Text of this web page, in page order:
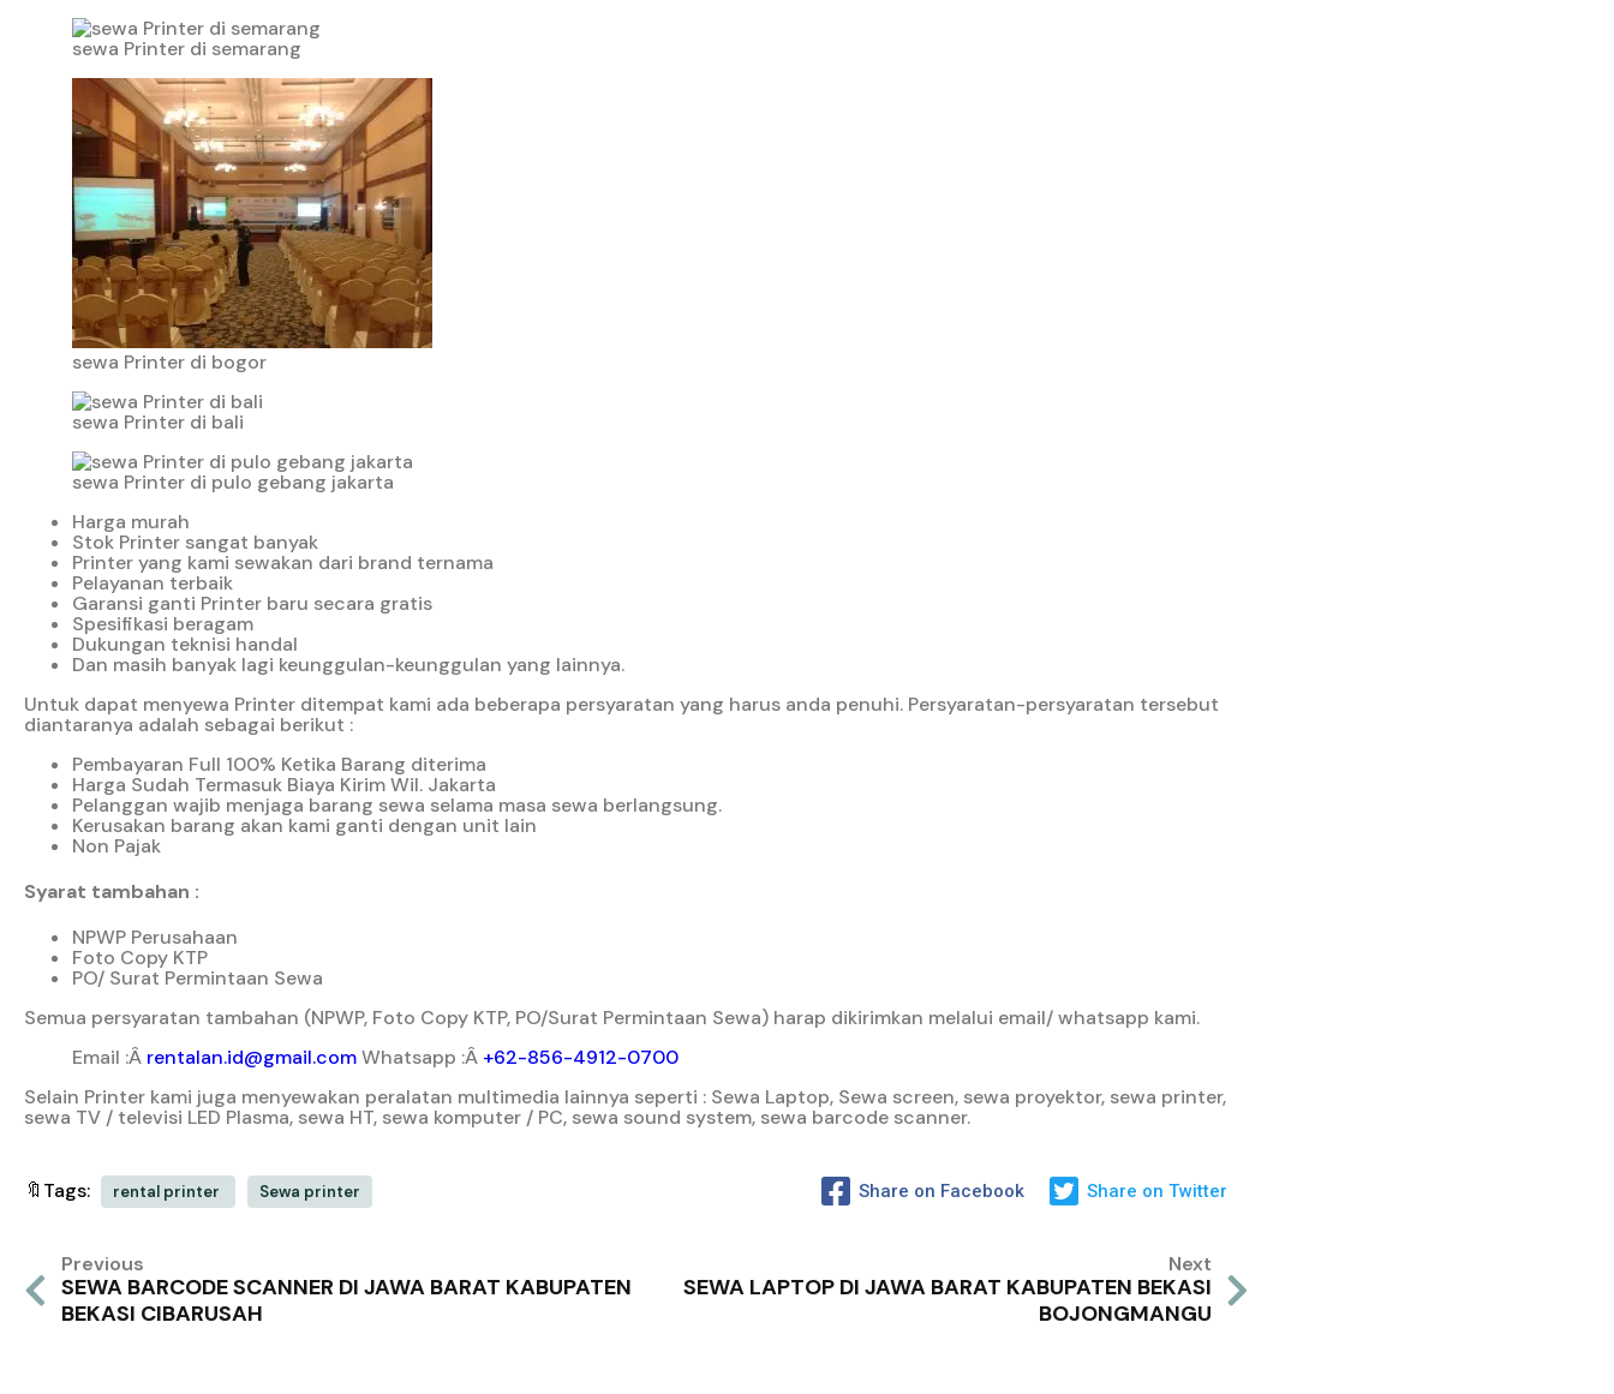
sewa Printer di semarang
sewa Printer di bogor
sewa Printer di bali
sewa Printer di pulo gebang jakarta
Harga murah
Stok Printer sangat banyak
Printer yang kami sewakan dari brand ternama
Pelayanan terbaik
Garansi ganti Printer baru secara gratis
Spesifikasi beragam
Dukungan teknisi handal
Dan masih banyak lagi keunggulan-keunggulan yang lainnya.
Untuk dapat menyewa Printer ditempat kami ada beberapa persyaratan yang harus anda penuhi. Persyaratan-persyaratan tersebut
diantaranya adalah sebagai berikut :
Pembayaran Full 100% Ketika Barang diterima
Harga Sudah Termasuk Biaya Kirim Wil. Jakarta
Pelanggan wajib menjaga barang sewa selama masa sewa berlangsung.
Kerusakan barang akan kami ganti dengan unit lain
Non Pajak
Syarat tambahan :
NPWP Perusahaan
Foto Copy KTP
PO/ Surat Permintaan Sewa
Semua persyaratan tambahan (NPWP, Foto Copy KTP, PO/Surat Permintaan Sewa) harap dikirimkan melalui email/ whatsapp kami.
Email :Â rentalan.id@gmail.comWhatsapp :Â +62-856-4912-0700
Selain Printer kami juga menyewakan peralatan multimedia lainnya seperti : Sewa Laptop, Sewa screen, sewa proyektor, sewa printer,
sewa TV / televisi LED Plasma, sewa HT, sewa komputer / PC, sewa sound system, sewa barcode scanner.
🔖Tags: rental printer Sewa printer Share on Facebook Share on Twitter
Previous
SEWA BARCODE SCANNER DI JAWA BARAT KABUPATEN
BEKASI CIBARUSAH
Next
SEWA LAPTOP DI JAWA BARAT KABUPATEN BEKASI
BOJONGMANGU